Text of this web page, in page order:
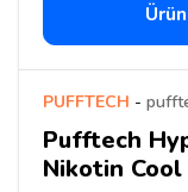
PUFFTECH -
Pufftech
Nikotin